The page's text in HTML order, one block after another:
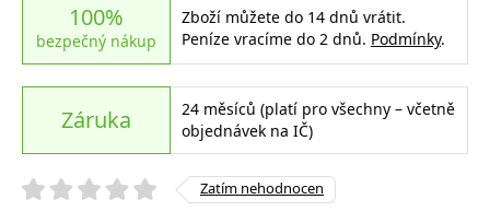
100%
bezpečný nákup
Zboží můžete do 14 dnů vrátit.
Peníze vracíme do 2 dnů. Podmínky.
Záruka
24 měsíců (platí pro všechny – včetně
objednávek na IČ)
Zatím nehodnocen